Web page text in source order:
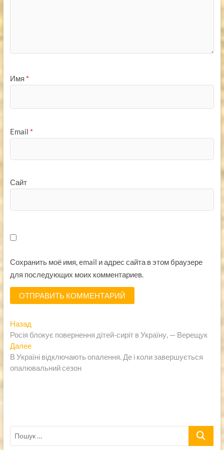
Имя *
Email *
Сайт
Сохранить моё имя, email и адрес сайта в этом браузере
для последующих моих комментариев.
Навигация
по
записям
НазадПредыдущая
запись:
Росія блокує повернення дітей-сиріт в Україну, — Верещук
ДалееСледующая
запись:
В Україні відключають опалення. Де і коли завершується
опалювальний сезон
Пошук